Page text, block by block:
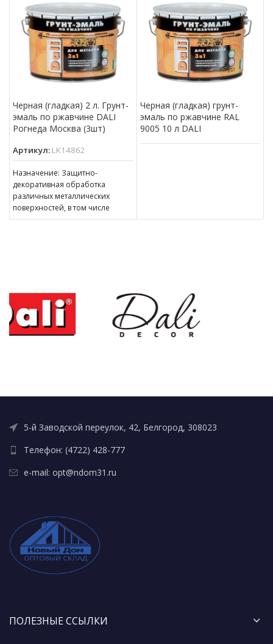
Черная (гладкая) 2 л. Грунт-
эмаль по ржавчине DALI
Рогнеда Москва (3шт)
Артикул: LK14862
Назначение: Защитно-
декоративная обработка
различных металлических
поверхностей, в том числе
пораженных точечной или
Черная (гладкая) грунт-
эмаль по ржавчине RAL
9005 10 л DALI
5-й Заводской переулок, 42, Белгород, 308023
Телефон: (4722) 428-777
e-mail: opt@ndom31.ru
ПОЛЕЗНЫЕ ССЫЛКИ